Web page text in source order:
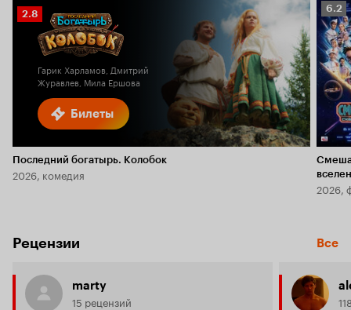
Билеты
Рейтинг
Кинопоиска
2.8
Гарик Харламов, Дмитрий
Журавлев, Мила Ершова
Последний богатырь. Колобок
2026, комедия
6.2
6.2
2026,
Рецензии Все
marty
15 рецензий